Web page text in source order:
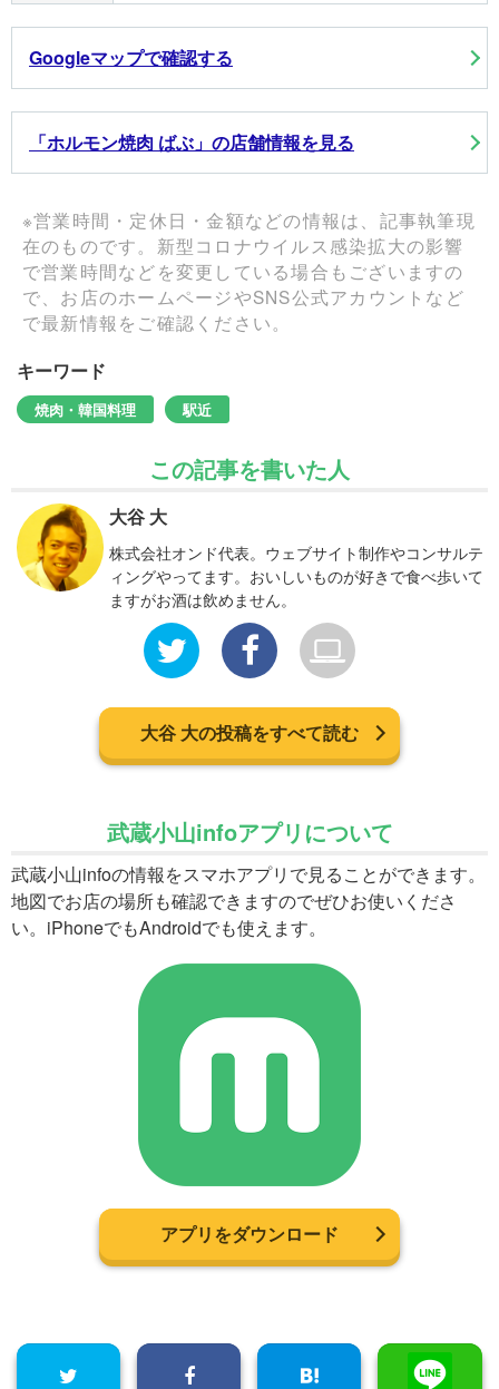
Googleマップで確認する
「ホルモン焼肉 ばぶ」の店舗情報を見る
※営業時間・定休日・金額などの情報は、記事執筆現
在のものです。新型コロナウイルス感染拡大の影響
で営業時間などを変更している場合もございますの
で、お店のホームページやSNS公式アカウントなど
で最新情報をご確認ください。
キーワード
焼肉・韓国料理 駅近
この記事を書いた人
大谷 大
株式会社オンド代表。ウェブサイト制作やコンサルテ
ィングやってます。おいしいものが好きで食べ歩いて
ますがお酒は飲めません。
大谷 大の投稿をすべて読む
武蔵小山infoアプリについて
武蔵小山infoの情報をスマホアプリで見ることができます。
地図でお店の場所も確認できますのでぜひお使いくださ
い。iPhoneでもAndroidでも使えます。
アプリをダウンロード